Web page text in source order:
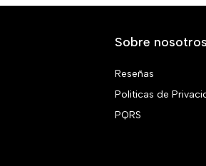
Sobre nosotros
Reseñas
Politicas de
PQRS